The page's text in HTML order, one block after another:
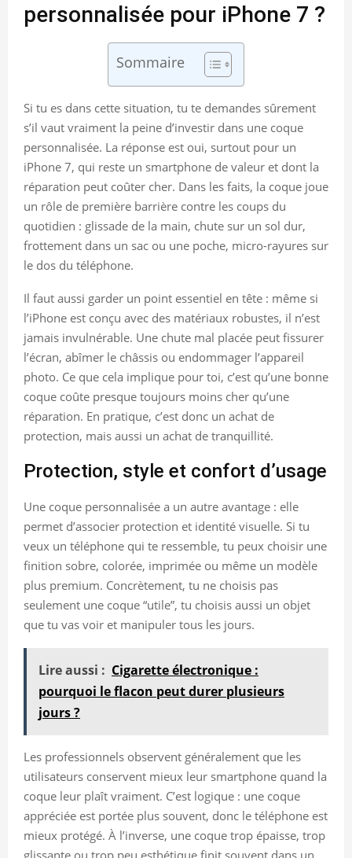
personnalisée pour iPhone 7 ?
Sommaire
Si tu es dans cette situation, tu te demandes sûrement
s’il vaut vraiment la peine d’investir dans une coque
personnalisée. La réponse est oui, surtout pour un
iPhone 7, qui reste un smartphone de valeur et dont la
réparation peut coûter cher. Dans les faits, la coque joue
un rôle de première barrière contre les coups du
quotidien : glissade de la main, chute sur un sol dur,
frottement dans un sac ou une poche, micro-rayures sur
le dos du téléphone.
Il faut aussi garder un point essentiel en tête : même si
l’iPhone est conçu avec des matériaux robustes, il n’est
jamais invulnérable. Une chute mal placée peut fissurer
l’écran, abîmer le châssis ou endommager l’appareil
photo. Ce que cela implique pour toi, c’est qu’une bonne
coque coûte presque toujours moins cher qu’une
réparation. En pratique, c’est donc un achat de
protection, mais aussi un achat de tranquillité.
Protection, style et confort d’usage
Une coque personnalisée a un autre avantage : elle
permet d’associer protection et identité visuelle. Si tu
veux un téléphone qui te ressemble, tu peux choisir une
finition sobre, colorée, imprimée ou même un modèle
plus premium. Concrètement, tu ne choisis pas
seulement une coque “utile”, tu choisis aussi un objet
que tu vas voir et manipuler tous les jours.
Lire aussi : Cigarette électronique :
pourquoi le flacon peut durer plusieurs
jours ?
Les professionnels observent généralement que les
utilisateurs conservent mieux leur smartphone quand la
coque leur plaît vraiment. C’est logique : une coque
appréciée est portée plus souvent, donc le téléphone est
mieux protégé. À l’inverse, une coque trop épaisse, trop
glissante ou trop peu esthétique finit souvent dans un